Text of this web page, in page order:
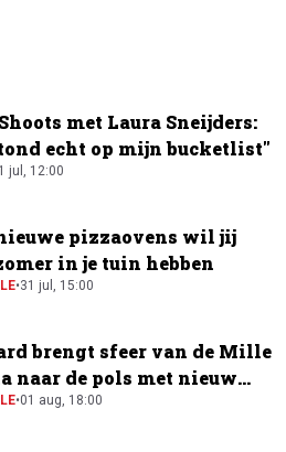
met Laura Sneijders:
echt op mijn bucketlist"
jul, 12:00
pizzaovens wil jij
in je tuin hebben
•31 jul, 15:00
brengt sfeer van de Mille
naar de pols met nieuw
•01 aug, 18:00